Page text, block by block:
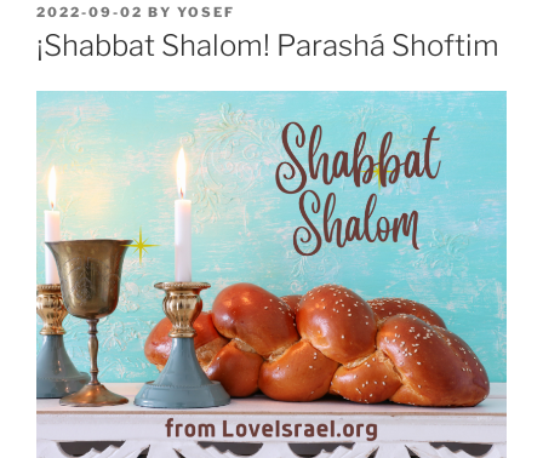
POSTED
ON
2022-09-02 BY YOSEF
¡Shabbat Shalom! Parashá Shoftim